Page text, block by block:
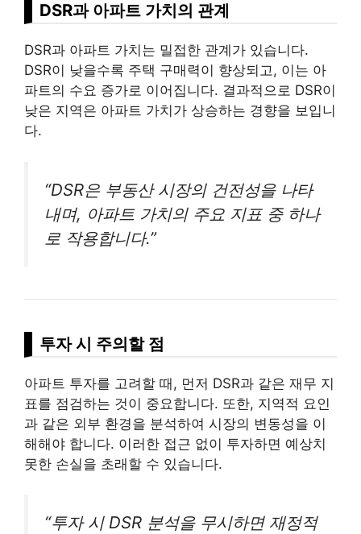
DSR과 아파트 가치의 관계
DSR과 아파트 가치는 밀접한 관계가 있습니다.
DSR이 낮을수록 주택 구매력이 향상되고, 이는 아
파트의 수요 증가로 이어집니다. 결과적으로 DSR이
낮은 지역은 아파트 가치가 상승하는 경향을 보입니
다.
“DSR은 부동산 시장의 건전성을 나타
내며, 아파트 가치의 주요 지표 중 하나
로 작용합니다.”
투자 시 주의할 점
아파트 투자를 고려할 때, 먼저 DSR과 같은 재무 지
표를 점검하는 것이 중요합니다. 또한, 지역적 요인
과 같은 외부 환경을 분석하여 시장의 변동성을 이
해해야 합니다. 이러한 접근 없이 투자하면 예상치
못한 손실을 초래할 수 있습니다.
“투자 시 DSR 분석을 무시하면 재정적